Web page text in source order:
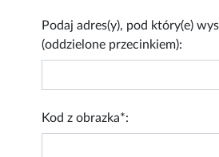
Podaj adres(y), pod który(e)
(oddzielone przecinkiem):
Kod z obrazka*: